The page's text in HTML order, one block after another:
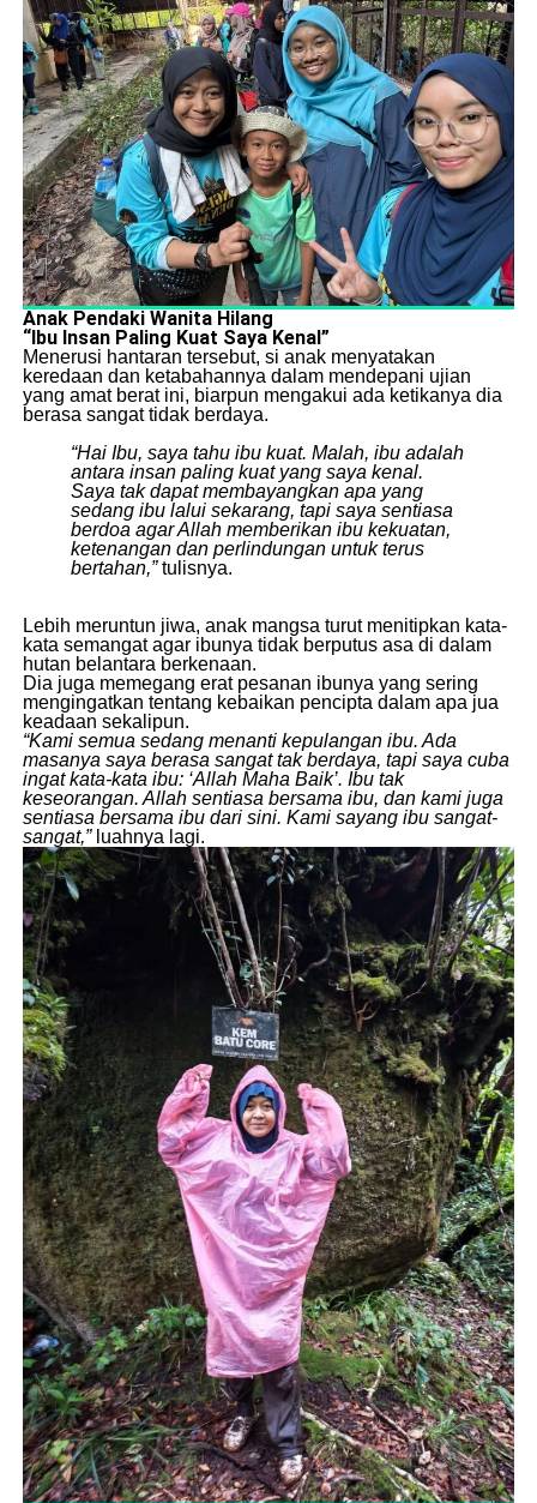
Anak Pendaki Wanita Hilang
“Ibu Insan Paling Kuat Saya Kenal”
​Menerusi hantaran tersebut, si anak menyatakan
keredaan dan ketabahannya dalam mendepani ujian
yang amat berat ini, biarpun mengakui ada ketikanya dia
berasa sangat tidak berdaya.
“Hai Ibu, saya tahu ibu kuat. Malah, ibu adalah
antara insan paling kuat yang saya kenal.
Saya tak dapat membayangkan apa yang
sedang ibu lalui sekarang, tapi saya sentiasa
berdoa agar Allah memberikan ibu kekuatan,
ketenangan dan perlindungan untuk terus
bertahan,”tulisnya.
​Lebih meruntun jiwa, anak mangsa turut menitipkan kata-
kata semangat agar ibunya tidak berputus asa di dalam
hutan belantara berkenaan.
​Dia juga memegang erat pesanan ibunya yang sering
mengingatkan tentang kebaikan pencipta dalam apa jua
keadaan sekalipun.
“Kami semua sedang menanti kepulangan ibu. Ada
masanya saya berasa sangat tak berdaya, tapi saya cuba
ingat kata-kata ibu: ‘Allah Maha Baik’. Ibu tak
keseorangan. Allah sentiasa bersama ibu, dan kami juga
sentiasa bersama ibu dari sini. Kami sayang ibu sangat-
sangat,”luahnya lagi.